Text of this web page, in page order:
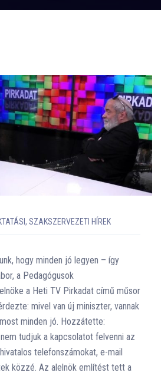
SZAKSZERVEZETI HÍREK
hogy minden jó legyen – így
a Pedagógusok
a Heti TV Pirkadat című műsor
mivel van új miniszter, vannak
minden jó. Hozzátette:
tudjuk a kapcsolatot felvenni az
telefonszámokat, e-mail
közzé. Az alelnök említést tett a